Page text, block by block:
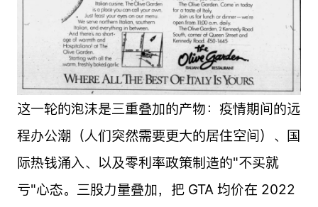
这一轮的泡沫是三重叠加的产物：疫情期间的远
程办公潮（人们突然需要更大的居住空间）、国
际热钱涌入、以及零利率政策制造的"不买就
亏"心态。三股力量叠加，把 GTA 均价在 2022